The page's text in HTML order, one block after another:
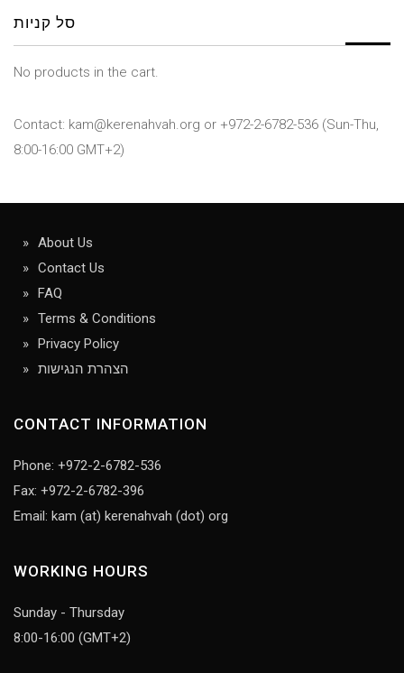
סל קניות
No products in the cart.
Contact: kam@kerenahvah.org or +972-2-6782-536 (Sun-Thu,
8:00-16:00 GMT+2)
About Us
Contact Us
FAQ
Terms & Conditions
Privacy Policy
הצהרת הנגישות
CONTACT INFORMATION
Phone: +972-2-6782-536
Fax: +972-2-6782-396
Email: kam (at) kerenahvah (dot) org
WORKING HOURS
Sunday - Thursday
8:00-16:00 (GMT+2)